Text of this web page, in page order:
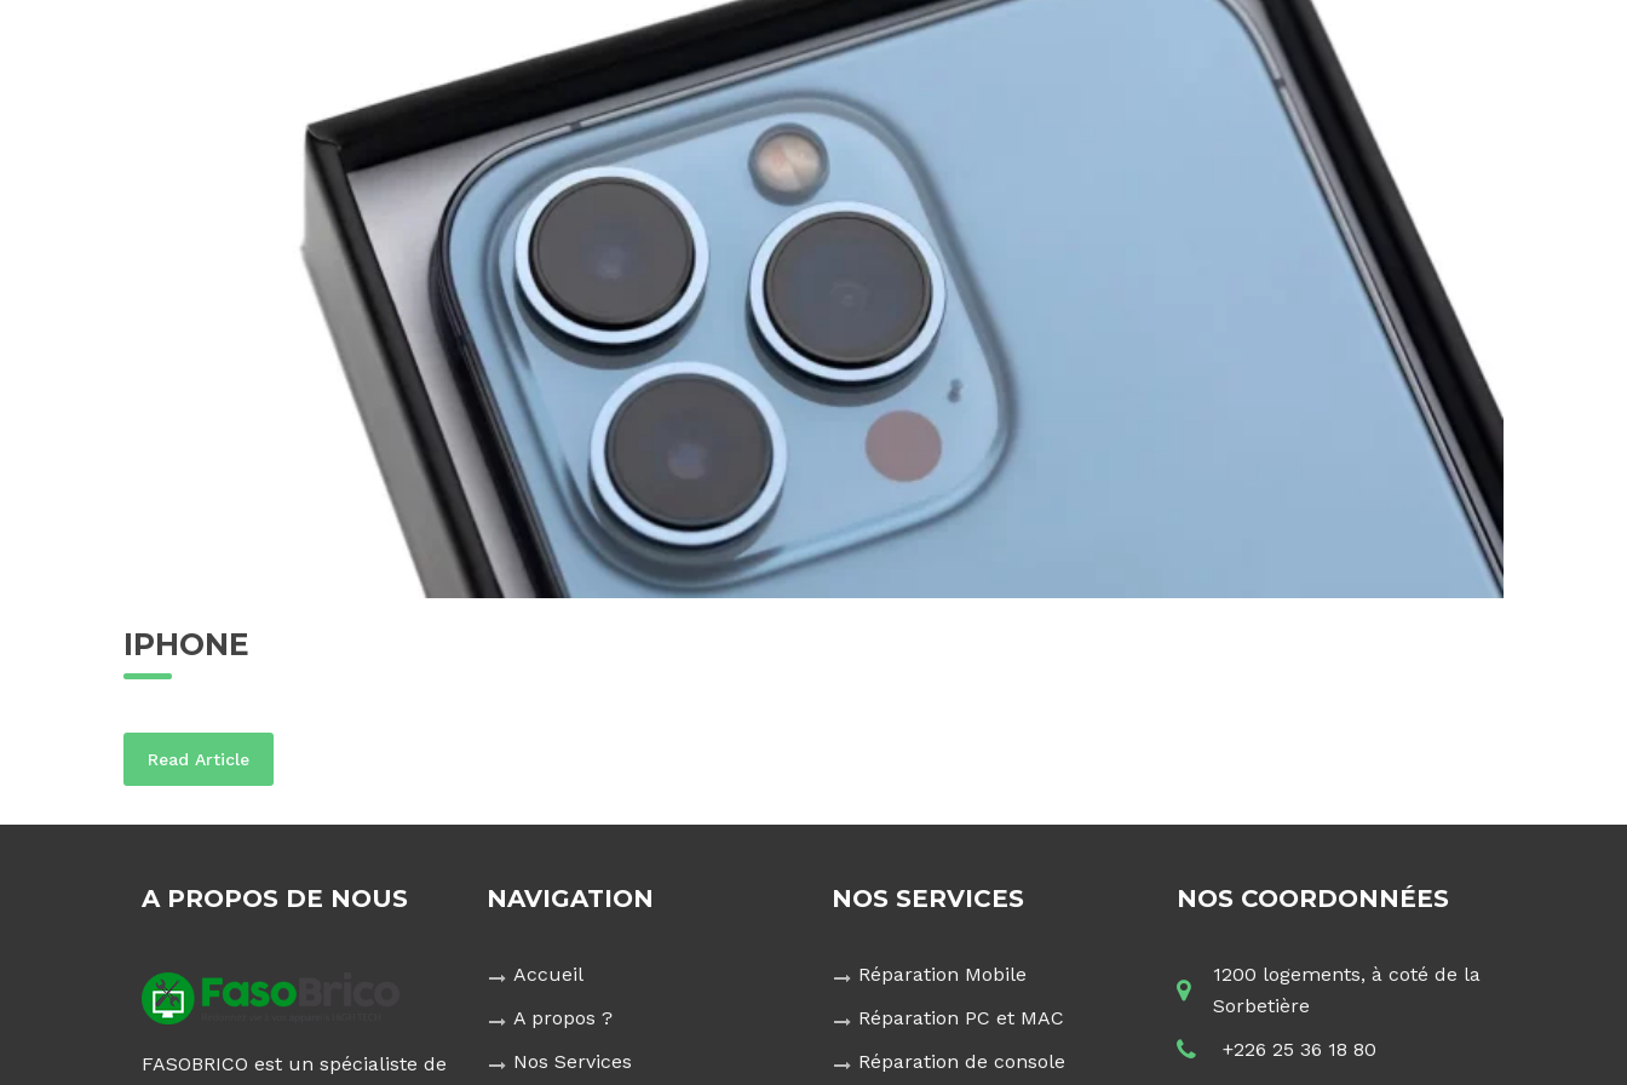
IPHONE
Read Article
A PROPOS DE NOUS
FASOBRICO est un spécialiste de
NAVIGATION
Accueil
A propos ?
Nos Services
NOS SERVICES
Réparation Mobile
Réparation PC et MAC
Réparation de console
NOS COORDONNÉES
1200 logements, à coté de la
Sorbetière
+226 25 36 18 80